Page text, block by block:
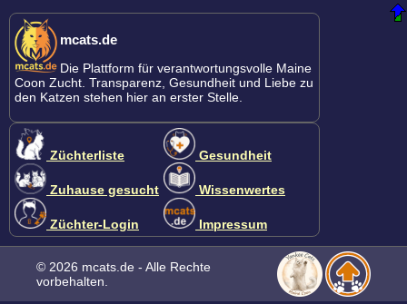
mcats.de
Die Plattform für verantwortungsvolle Maine
Coon Zucht. Transparenz, Gesundheit und Liebe zu
den Katzen stehen hier an erster Stelle.
Züchterliste
Zuhause gesucht
Züchter-Login
Gesundheit
Wissenwertes
Impressum
© 2026 mcats.de - Alle Rechte
vorbehalten.